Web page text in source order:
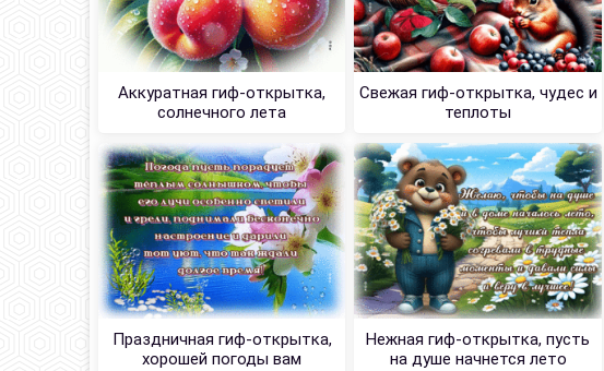
Аккуратная гиф-открытка,
солнечного лета
Свежая гиф-открытка, чудес и
теплоты
Праздничная гиф-открытка,
хорошей погоды вам
Нежная гиф-открытка, пусть
на душе начнется лето